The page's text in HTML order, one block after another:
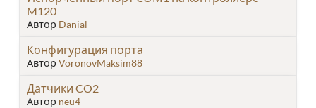
M120
Автор Danial
Конфигурация порта
Автор VoronovMaksim88
Датчики CO2
Автор neu4